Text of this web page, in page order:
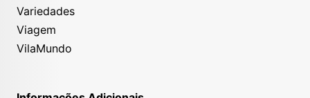
Variedades
Viagem
VilaMundo